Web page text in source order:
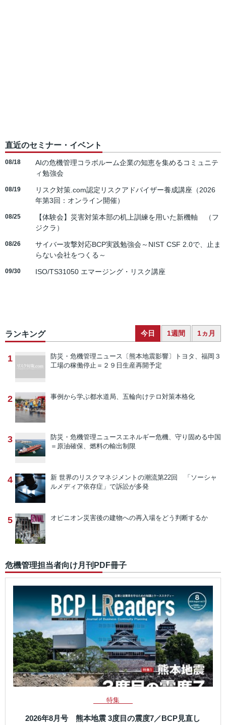
直近のセミナー・イベント
08/18
AIの危機管理コラボルーム企業の知恵を集めるコミュニテ
ィ勉強会
08/19
リスク対策.com認定リスクアドバイザー養成講座（2026
年第3回：オンライン開催）
08/25
【体験会】災害対策本部の机上訓練を用いた新機軸 （フ
ジクラ）
08/26
サイバー攻撃対応BCP実践勉強会～NIST CSF 2.0で、止ま
らない会社をつくる～
09/30 ISO/TS31050 エマージング・リスク講座
ランキング 今日 1週間 1ヵ月
1 防災・危機管理ニュース
〔熊本地震影響〕トヨタ、福岡３
工場の稼働停止＝２９日生産再開予定
2 事例から学ぶ都水道局、五輪向けテロ対策本格化
3 防災・危機管理ニュース エネルギー危機、守り固める中国
＝原油確保、燃料の輸出制限
4 新 世界のリスクマネジメントの潮流第22回 「ソーシャ
ルメディア依存症」で訴訟が多発
5 オピニオン災害後の建物への再入場をどう判断するか
危機管理担当者向け月刊PDF冊子
特集
2026年8月号 熊本地震 3度目の震度7／BCP見直し